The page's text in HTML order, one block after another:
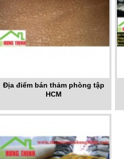
Địa điểm bán thảm phòng tập
HCM